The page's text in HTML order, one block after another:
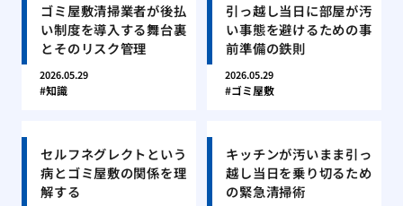
ゴミ屋敷清掃業者が後払
い制度を導入する舞台裏
とそのリスク管理
2026.05.29
知識
引っ越し当日に部屋が汚
い事態を避けるための事
前準備の鉄則
2026.05.29
ゴミ屋敷
セルフネグレクトという
病とゴミ屋敷の関係を理
解する
キッチンが汚いまま引っ
越し当日を乗り切るため
の緊急清掃術